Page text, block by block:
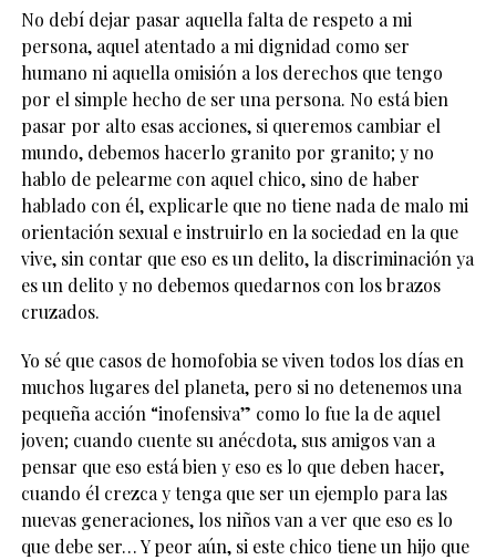
No debí dejar pasar aquella falta de respeto a mi
persona, aquel atentado a mi dignidad como ser
humano ni aquella omisión a los derechos que tengo
por el simple hecho de ser una persona. No está bien
pasar por alto esas acciones, si queremos cambiar el
mundo, debemos hacerlo granito por granito; y no
hablo de pelearme con aquel chico, sino de haber
hablado con él, explicarle que no tiene nada de malo mi
orientación sexual e instruirlo en la sociedad en la que
vive, sin contar que eso es un delito, la discriminación ya
es un delito y no debemos quedarnos con los brazos
cruzados.
Yo sé que casos de homofobia se viven todos los días en
muchos lugares del planeta, pero si no detenemos una
pequeña acción “inofensiva” como lo fue la de aquel
joven; cuando cuente su anécdota, sus amigos van a
pensar que eso está bien y eso es lo que deben hacer,
cuando él crezca y tenga que ser un ejemplo para las
nuevas generaciones, los niños van a ver que eso es lo
que debe ser… Y peor aún, si este chico tiene un hijo que